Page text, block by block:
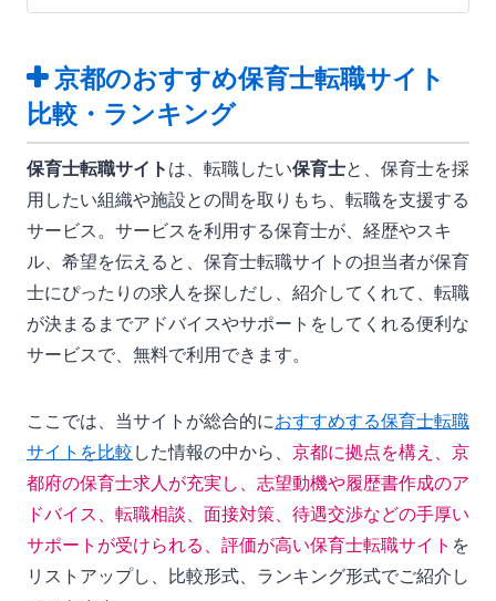
京都のおすすめ保育士転職サイト
比較・ランキング
保育士転職サイト は、転職したい保育士と、保育士を採
用したい組織や施設との間を取りもち、転職を支援する
サービス。サービスを利用する保育士が、経歴やスキ
ル、希望を伝えると、保育士転職サイトの担当者が保育
士にぴったりの求人を探しだし、紹介してくれて、転職
が決まるまでアドバイスやサポートをしてくれる便利な
サービスで、無料で利用できます。
ここでは、当サイトが総合的におすすめする保育士転職
サイトを比較 した情報の中から、 京都に拠点を構え、京
都府の保育士求人が充実し、志望動機や履歴書作成のア
ドバイス、転職相談、面接対策、待遇交渉などの手厚い
サポートが受けられる、評価が高い保育士転職サイト を
リストアップし、比較形式、ランキング形式でご紹介し